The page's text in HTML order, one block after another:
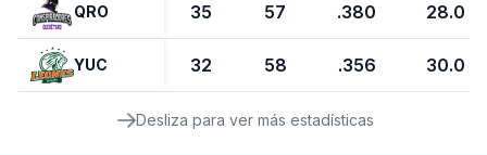
QRO 35 57 .380 28.0
YUC 32 58 .356 30.0
Desliza para ver más estadísticas